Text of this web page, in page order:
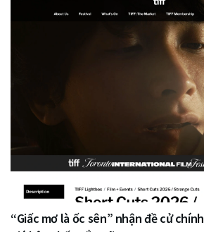
“Giấc mơ là ốc sên” nhận đề cử